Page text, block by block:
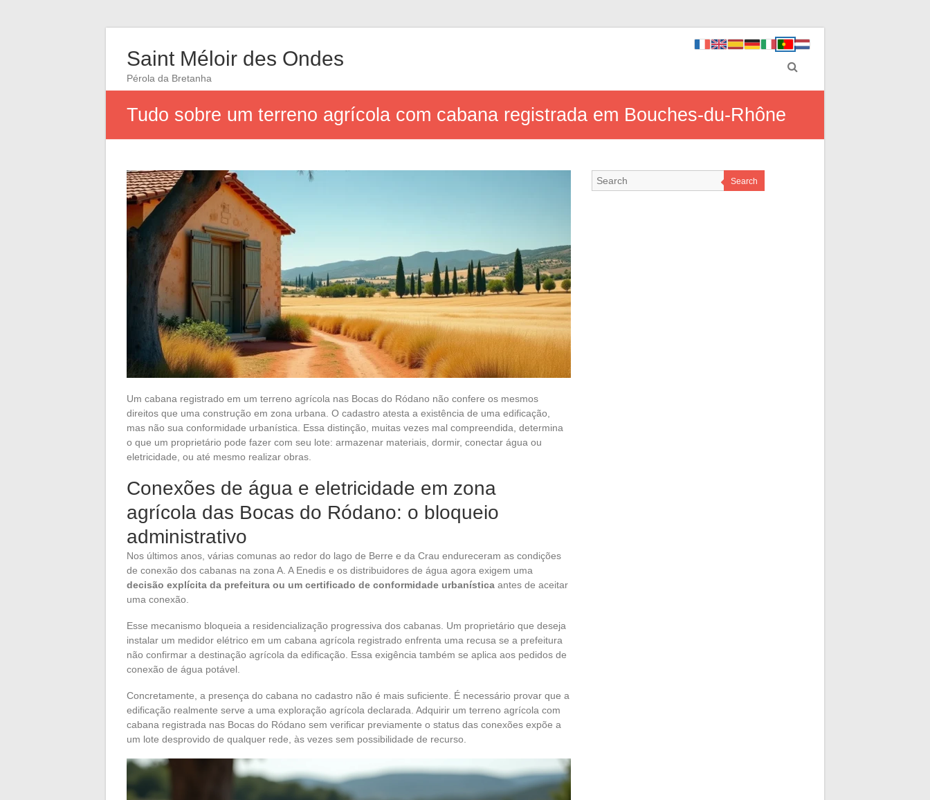
Saint Méloir des Ondes
Pérola da Bretanha
Tudo sobre um terreno agrícola com cabana registrada em Bouches-du-Rhône
Um cabana registrado em um terreno agrícola nas Bocas do Ródano não confere os mesmos
direitos que uma construção em zona urbana. O cadastro atesta a existência de uma edificação,
mas não sua conformidade urbanística. Essa distinção, muitas vezes mal compreendida, determina
o que um proprietário pode fazer com seu lote: armazenar materiais, dormir, conectar água ou
eletricidade, ou até mesmo realizar obras.
Conexões de água e eletricidade em zona
agrícola das Bocas do Ródano: o bloqueio
administrativo
Nos últimos anos, várias comunas ao redor do lago de Berre e da Crau endureceram as condições
de conexão dos cabanas na zona A. A Enedis e os distribuidores de água agora exigem uma
decisão explícita da prefeitura ou um certificado de conformidade urbanística antes de aceitar
uma conexão.
Esse mecanismo bloqueia a residencialização progressiva dos cabanas. Um proprietário que deseja
instalar um medidor elétrico em um cabana agrícola registrado enfrenta uma recusa se a prefeitura
não confirmar a destinação agrícola da edificação. Essa exigência também se aplica aos pedidos de
conexão de água potável.
Concretamente, a presença do cabana no cadastro não é mais suficiente. É necessário provar que a
edificação realmente serve a uma exploração agrícola declarada. Adquirir um terreno agrícola com
cabana registrada nas Bocas do Ródano sem verificar previamente o status das conexões expõe a
um lote desprovido de qualquer rede, às vezes sem possibilidade de recurso.
Search